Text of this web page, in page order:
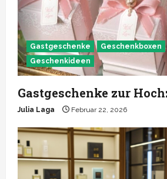
Gastgeschenke
Geschenkboxen
Geschenkideen
Gastgeschenke zur
Julia Laga Februar 22, 2026